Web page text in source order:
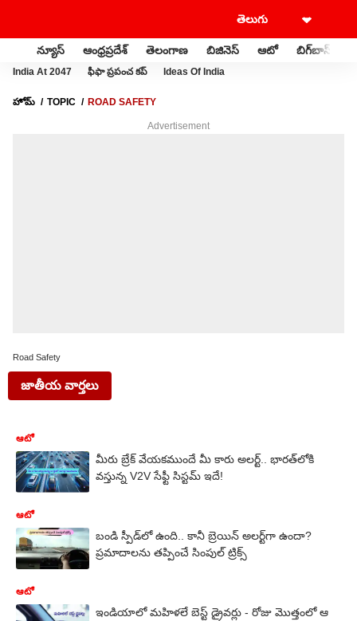
న్యూస్ ఆంధ్రప్రదేశ్ తెలంగాణ బిజినెస్ ఆటో బిగ్‌బాస్
India At 2047 ఫీఫా ప్రపంచ కప్ Ideas Of India
హోమ్ TOPIC ROAD SAFETY
Advertisement
Road Safety
జాతీయ వార్తలు
ఆటో
మీరు బ్రేక్ వేయకముందే మీ కారు అలర్ట్.. భారత్‌లోకి
వస్తున్న V2V సేఫ్టీ సిస్టమ్ ఇదే!
ఆటో
బండి స్పీడ్‌లో ఉంది.. కానీ బ్రెయిన్‌ అలర్ట్‌గా ఉందా?
ప్రమాదాలను తప్పించే సింపుల్ ట్రిక్స్
ఆటో
ఇండియాలో మహిళలే బెస్ట్ డ్రైవర్లు - రోజు మొత్తంలో ఆ